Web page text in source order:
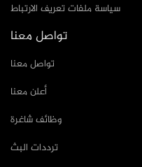
سياسة ملفات تعريف الارتباط
تواصل معنا
تواصل معنا
أعلن معنا
وظائف شاغرة
ترددات البث